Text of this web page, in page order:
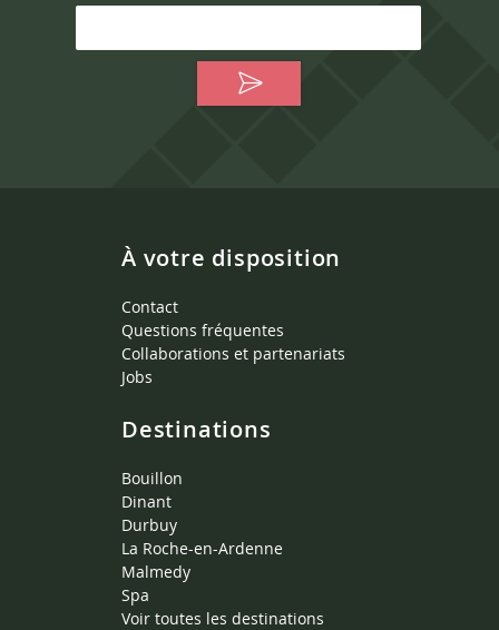
À votre disposition
Contact
Questions fréquentes
Collaborations et partenariats
Jobs
Destinations
Bouillon
Dinant
Durbuy
La Roche-en-Ardenne
Malmedy
Spa
Voir toutes les destinations